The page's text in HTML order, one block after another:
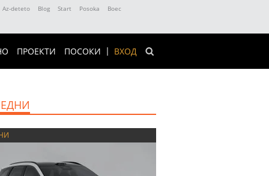
Az-deteto Blog Start Posoka
Boec
ВХОД
ПРОЕКТИ ПОСОКИ